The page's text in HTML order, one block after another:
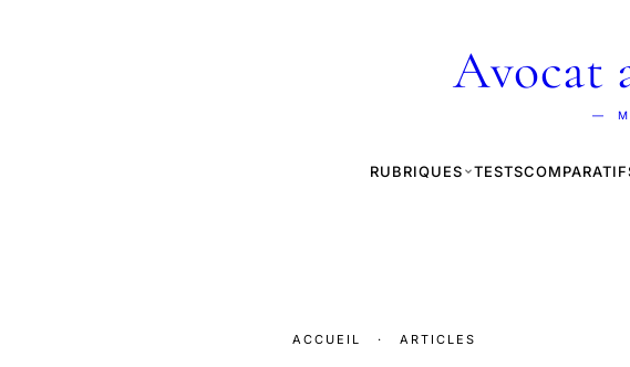
Avocat
—
RUBRIQUES TESTS
ACCUEIL · ARTICLES